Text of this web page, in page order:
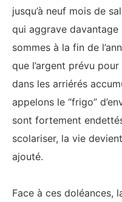
jusqu’à neuf mois de
qui aggrave
sommes à la fin de
que l’argent prévu
dans les arriérés
appelons le “frigo”
sont fortement
scolariser, la vie
ajouté.
‎Face à ces doléances,